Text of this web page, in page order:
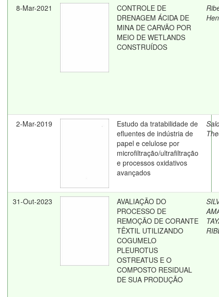
8-Mar-2021
CONTROLE DE
DRENAGEM ÁCIDA DE
MINA DE CARVÃO POR
MEIO DE WETLANDS
CONSTRUÍDOS
2-Mar-2019
Estudo da tratabilidade de
efluentes de indústria de
papel e celulose por
microfiltração/ultrafiltração
e processos oxidativos
avançados
31-Out-2023
AVALIAÇÃO DO
PROCESSO DE
REMOÇÃO DE CORANTE
TÊXTIL UTILIZANDO
COGUMELO
PLEUROTUS
OSTREATUS E O
COMPOSTO RESIDUAL
DE SUA PRODUÇÃO